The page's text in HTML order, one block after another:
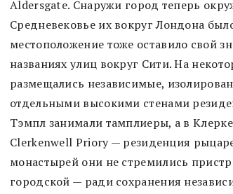
Aldersgate. Снаружи город теперь
Средневековье их вокруг Лондона
местоположение тоже оставило свой
названиях улиц вокруг Сити. На
размещались независимые,
отдельными высокими стенами
Тэмпл занимали тамплиеры, а в
Clerkenwell Priory — резиденция
монастырей они не стремились
городской — ради сохранения